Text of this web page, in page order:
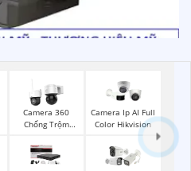
Camera 360
Chống Trộm
Camera Ip AI Full
Color Hikvision